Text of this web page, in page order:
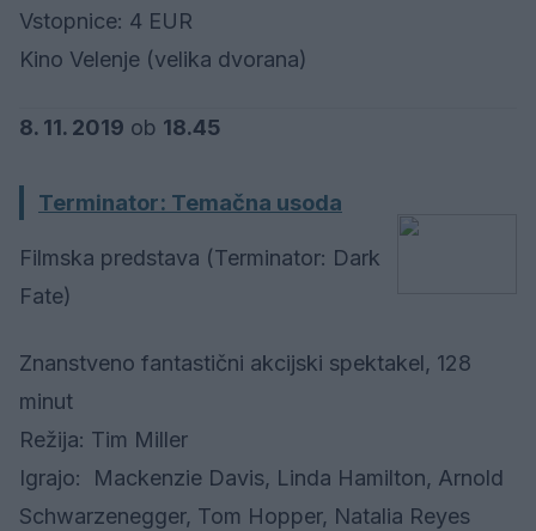
Vstopnice: 4 EUR
Kino Velenje (velika dvorana)
8. 11. 2019 ob 18.45
Terminator: Temačna usoda
Filmska predstava (Terminator: Dark
Fate)
Znanstveno fantastični akcijski spektakel, 128
minut
Režija: Tim Miller
Igrajo: Mackenzie Davis, Linda Hamilton, Arnold
Schwarzenegger, Tom Hopper, Natalia Reyes